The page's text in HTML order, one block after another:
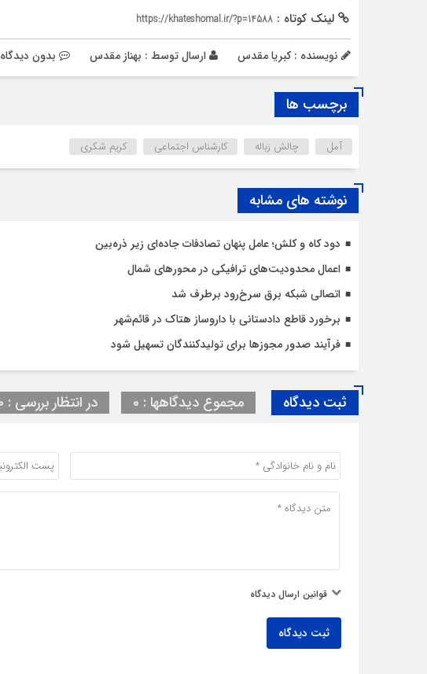
لینک کوتاه : https://khateshomal.ir/?p=14588
نویسنده : کبریا مقدس ارسال توسط : بهناز مقدس بدون دیدگاه
برچسب ها
آمل چالش زباله کارشناس اجتماعی کریم شکری
نوشته های مشابه
دود کاه و کلش؛ عامل پنهان تصادفات جاده‌ای زیر ذره‌بین
اعمال محدودیت‌‌های ترافیکی در محورهای شمال
اتصالی شبکه برق سرخ‌رود برطرف شد
برخورد قاطع دادستانی با داروساز هتاک در قائم‌شهر
فرآیند صدور مجوزها برای تولیدکنندگان تسهیل شود
ثبت دیدگاه مجموع دیدگاهها : 0 در انتظار بررسی : 0
قوانین ارسال دیدگاه
ثبت دیدگاه